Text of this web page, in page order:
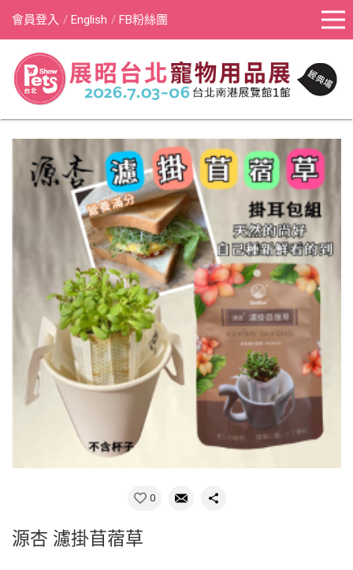
會員登入 English FB粉絲團
0
源杏 濾掛苜蓿草